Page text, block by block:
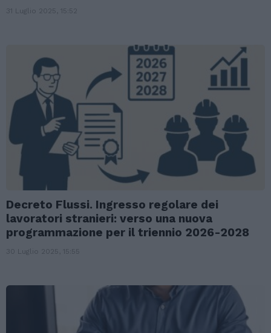
31 Luglio 2025, 15:52
Decreto Flussi. Ingresso regolare dei
lavoratori stranieri: verso una nuova
programmazione per il triennio 2026-2028
30 Luglio 2025, 15:55